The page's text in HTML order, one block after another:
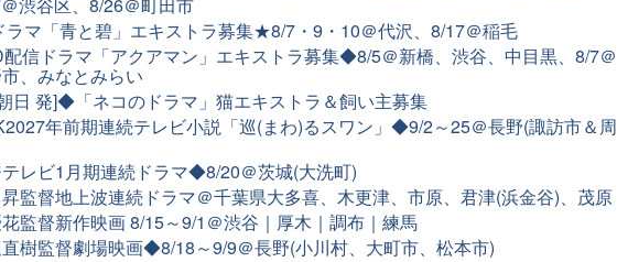
渋谷区、8/26＠町田市
ラマ「青と碧」エキストラ募集★8/7・9・10＠代沢、8/17＠稲毛
配信ドラマ「アクアマン」エキストラ募集◆8/5＠新橋、渋谷、中目黒、8/7＠
、みなとみらい
日 発]◆「ネコのドラマ」猫エキストラ＆飼い主募集
年前期連続テレビ小説「巡(まわ)るスワン」◆9/2～25＠長野(諏訪市＆周
レビ1月期連続ドラマ◆8/20＠茨城(大洗町)
監督地上波連続ドラマ＠千葉県大多喜、木更津、市原、君津(浜金谷)、茂原
監督新作映画 8/15～9/1＠渋谷｜厚木｜調布｜練馬
樹監督劇場映画◆8/18～9/9＠長野(小川村、大町市、松本市)